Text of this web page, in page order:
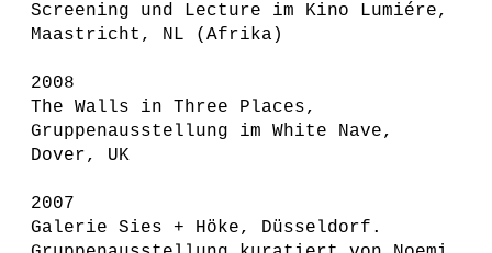
Screening und Lecture im Kino Lumiére,
Maastricht, NL (Afrika)
2008
The Walls in Three Places,
Gruppenausstellung im White Nave,
Dover, UK
2007
Galerie Sies + Höke, Düsseldorf.